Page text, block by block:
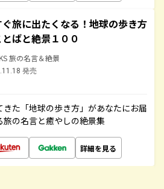
旅に出たくなる！地球の歩き方
ばと絶景１００
旅の名言＆絶景
発売
た「地球の歩き方」があなたにお届
の名言と癒やしの絶景集
詳細を見る